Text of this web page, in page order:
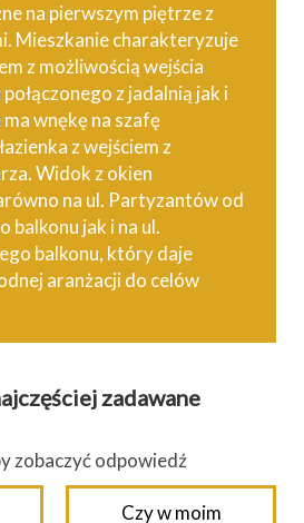
na pierwszym piętrze z
Mieszkanie charakteryzuje
z możliwością wejścia
z jadalnią jak i
wnękę na szafę
z wejściem z
Widok z okien
na ul. Partyzantów od
balkonu jak i na ul.
balkonu, który daje
aranżacji do celów
zadawane
zobaczyć odpowiedź
Czy w moim